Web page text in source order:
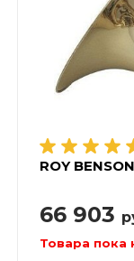
ROY
66 903
Товара пока